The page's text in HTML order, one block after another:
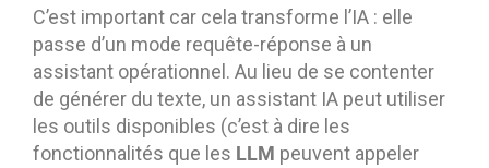
C’est important car cela transforme l’IA : elle
passe d’un mode requête-réponse à un
assistant opérationnel. Au lieu de se contenter
de générer du texte, un assistant IA peut utiliser
les outils disponibles (c’est à dire les
fonctionnalités que les LLM peuvent appeler